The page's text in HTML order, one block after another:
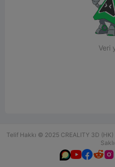
Veri
Telif Hakkı © 2025 CREALITY 3D
